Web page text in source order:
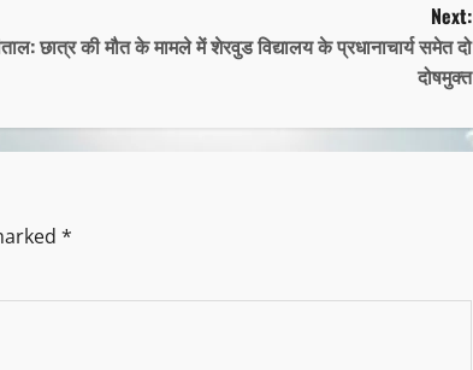
Next:
छात्र की मौत के मामले में शेरवुड विद्यालय के प्रधानाचार्य समेत दो
दोषमुक्त
*